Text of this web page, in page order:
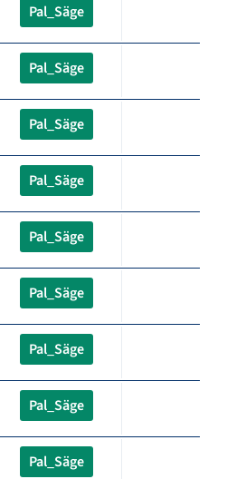
Pal_Säge
Pal_Säge
Pal_Säge
Pal_Säge
Pal_Säge
Pal_Säge
Pal_Säge
Pal_Säge
Pal_Säge